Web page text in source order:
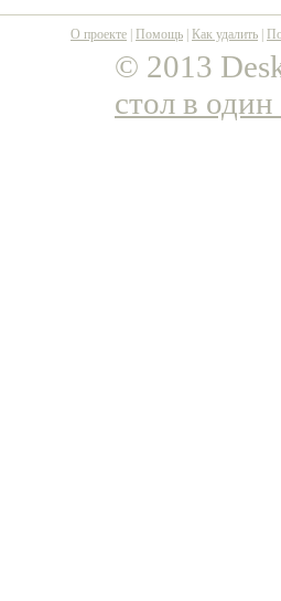
О проекте Помощь Как удалить
© 2013
стол в